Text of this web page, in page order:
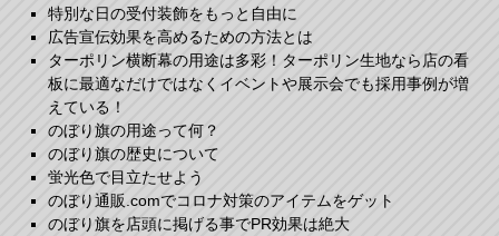
特別な日の受付装飾をもっと自由に
広告宣伝効果を高めるための方法とは
ターポリン横断幕の用途は多彩！ターポリン生地なら店の看
板に最適なだけではなくイベントや展示会でも採用事例が増
えている！
のぼり旗の用途って何？
のぼり旗の歴史について
蛍光色で目立たせよう
のぼり通販.comでコロナ対策のアイテムをゲット
のぼり旗を店頭に掲げる事でPR効果は絶大